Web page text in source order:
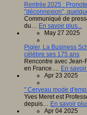
Rentrée 2025 :
"déconnexion",
Communiqué de
du… En savoir plus...
May 27 2025
Pigier, La Business
célèbre ses 175 ans
Rencontre avec
en France.… En savoir
Apr 23 2025
" Cerveau mode
Yves Meret est
depuis… En savoir
Apr 04 2025